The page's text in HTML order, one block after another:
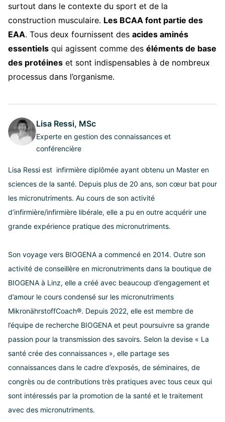
surtout dans le contexte du sport et de la
construction musculaire. Les BCAA font partie des
EAA. Tous deux fournissent des acides aminés
essentiels qui agissent comme des éléments de base
des protéines et sont indispensables à de nombreux
processus dans l’organisme.
Lisa Ressi, MSc
Experte en gestion des connaissances et
conférencière
Lisa Ressi est infirmière diplômée ayant obtenu un Master en
sciences de la santé. Depuis plus de 20 ans, son cœur bat pour
les micronutriments. Au cours de son activité
d’infirmière/infirmière libérale, elle a pu en outre acquérir une
grande expérience pratique des micronutriments.
Son voyage vers BIOGENA a commencé en 2014. Outre son
activité de conseillère en micronutriments dans la boutique de
BIOGENA à Linz, elle a créé avec beaucoup d’engagement et
d’amour le cours condensé sur les micronutriments
MikronährstoffCoach®. Depuis 2022, elle est membre de
l’équipe de recherche BIOGENA et peut poursuivre sa grande
passion pour la transmission des savoirs. Selon la devise « La
santé crée des connaissances », elle partage ses
connaissances dans le cadre d’exposés, de séminaires, de
congrès ou de contributions très pratiques avec tous ceux qui
sont intéressés par la promotion de la santé et le traitement
avec des micronutriments.